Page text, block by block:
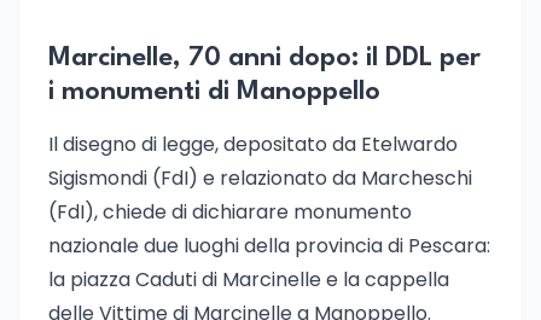
Marcinelle, 70 anni dopo: il DDL per
i monumenti di Manoppello
Il disegno di legge, depositato da Etelwardo
Sigismondi (FdI) e relazionato da Marcheschi
(FdI), chiede di dichiarare monumento
nazionale due luoghi della provincia di Pescara:
la piazza Caduti di Marcinelle e la cappella
delle Vittime di Marcinelle a Manoppello.